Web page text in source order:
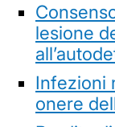
lesione
Infezioni
onere